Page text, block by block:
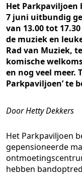
Het Parkpaviljoen
7 juni uitbundig
van 13.00 tot
de muziek en
Rad van Muziek,
komische
en nog veel meer.
Parkpaviljoen’ te
Door Hetty Dekkers
Het Parkpaviljoen
gepensioneerde
hebben